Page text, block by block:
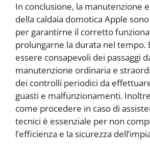
In conclusione, la manutenzione e
della caldaia domotica Apple
per garantirne il corretto
prolungarne la durata nel tempo.
essere consapevoli dei passaggi
manutenzione ordinaria e
dei controlli periodici da
guasti e malfunzionamenti.
come procedere in caso di
tecnici è essenziale per non
l’efficienza e la sicurezza